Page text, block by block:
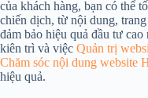
của khách hàng, bạn có thể
chiến dịch, từ nội dung,
đảm bảo hiệu quả đầu tư
kiên trì và việc Quản trị
Chăm sóc nội dung website
hiệu quả.